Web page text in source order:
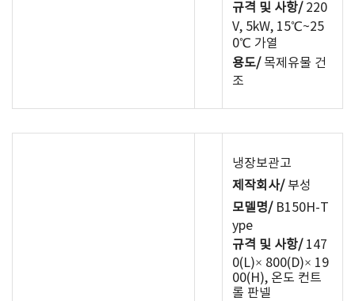
규격 및 사항/220
V, 5kW, 15℃~25
0℃ 가열
용도/목제유물 건
조
냉장보관고
제작회사/부성
모델명/B150H-T
ype
규격 및 사항/147
0(L)× 800(D)× 19
00(H), 온도 컨트
롤 판넬